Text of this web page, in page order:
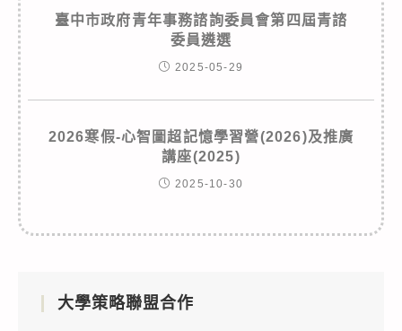
臺中市政府青年事務諮詢委員會第四屆青諮
委員遴選
2025-05-29
2026寒假-心智圖超記憶學習營(2026)及推廣
講座(2025)
2025-10-30
大學策略聯盟合作